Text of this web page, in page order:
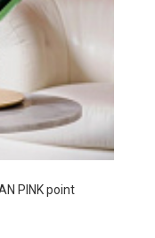
PINK point